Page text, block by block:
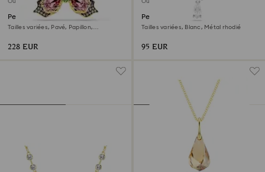
Outlet
Pendentif et broche Idyllia
Tailles variées, Pavé, Papillon,
228 EUR
Outlet
Pendentif Matrix
Tailles variées, Blanc, Métal rhodié
95 EUR